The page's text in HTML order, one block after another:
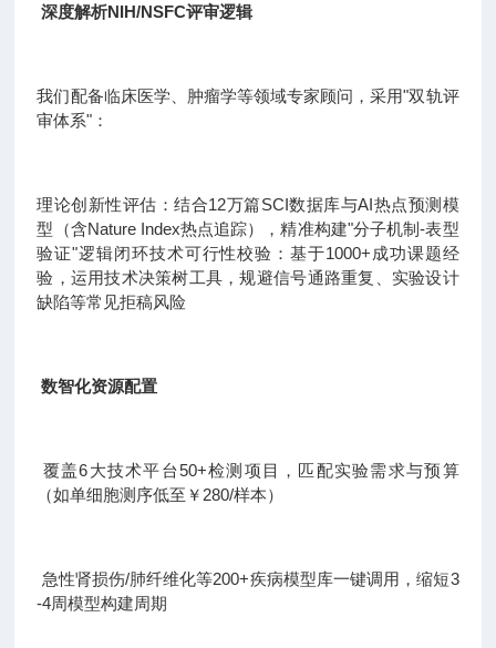
深度解析NIH/NSFC评审逻辑
我们配备临床医学、肿瘤学等领域专家顾问，采用"双轨评
审体系"：
理论创新性评估：结合12万篇SCI数据库与AI热点预测模
型（含Nature Index热点追踪），精准构建"分子机制-表型
验证"逻辑闭环技术可行性校验：基于1000+成功课题经
验，运用技术决策树工具，规避信号通路重复、实验设计
缺陷等常见拒稿风险
数智化资源配置
覆盖6大技术平台50+检测项目，匹配实验需求与预算
（如单细胞测序低至￥280/样本）
急性肾损伤/肺纤维化等200+疾病模型库一键调用，缩短3
-4周模型构建周期